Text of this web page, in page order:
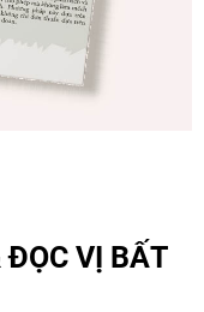
VỊ BẤT